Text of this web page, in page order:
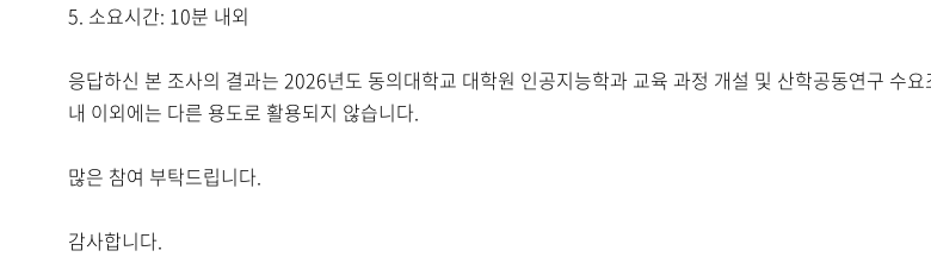
5. 소요시간: 10분 내외
응답하신 본 조사의 결과는 2026년도 동의대학교 대학원 인공지능학과 교육 과정 개설 및 산학공동연구 수
내 이외에는 다른 용도로 활용되지 않습니다.
많은 참여 부탁드립니다.
감사합니다.